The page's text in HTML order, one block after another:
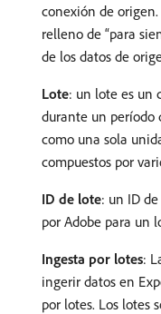
conexión de
relleno de “para
de los datos de
Lote: un lote es un
durante un período
como una sola
compuestos por
ID de lote: un ID
por Adobe para un
Ingesta por lotes:
ingerir datos en
por lotes. Los lotes